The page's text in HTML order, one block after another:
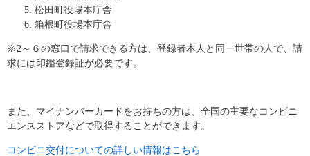
松田町役場本庁舎
箱根町役場本庁舎
※2～６の窓口で請求できる方は、登録者本人と同一世帯の人で、請
求には印鑑登録証が必要です。
また、マイナンバーカードをお持ちの方は、全国の主要なコンビニ
エンスストアなどで取得することができます。
コンビニ交付についての詳しい情報はこちら